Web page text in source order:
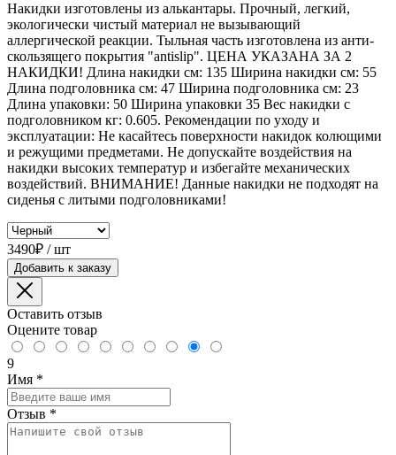
Накидки изготовлены из алькантары. Прочный, легкий,
экологически чистый материал не вызывающий
аллергической реакции. Тыльная часть изготовлена из анти-
скользящего покрытия "antislip". ЦЕНА УКАЗАНА ЗА 2
НАКИДКИ! Длина накидки см: 135 Ширина накидки см: 55
Длина подголовника см: 47 Ширина подголовника см: 23
Длина упаковки: 50 Ширина упаковки 35 Вес накидки с
подголовником кг: 0.605. Рекомендации по уходу и
эксплуатации: Не касайтесь поверхности накидок колющими
и режущими предметами. Не допускайте воздействия на
накидки высоких температур и избегайте механических
воздействий. ВНИМАНИЕ! Данные накидки не подходят на
сиденья с литыми подголовниками!
3490₽ / шт
Добавить к заказу
Оставить отзыв
Оцените товар
9
Имя *
Отзыв *